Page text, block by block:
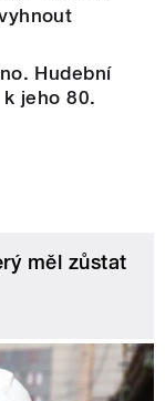
Hudební
jeho 80.
měl zůstat